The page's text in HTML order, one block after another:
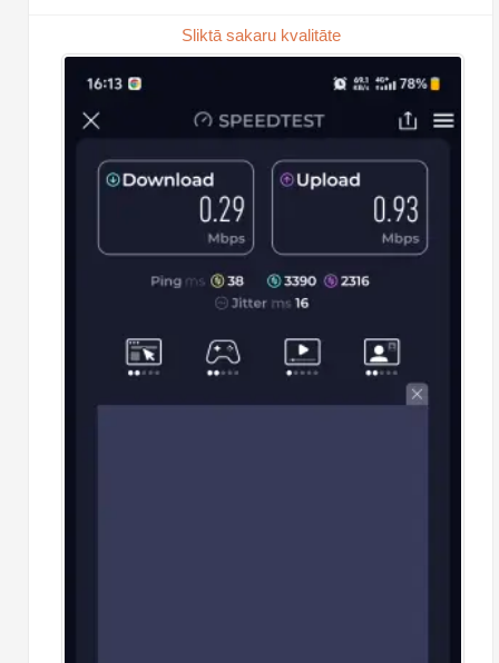
Sliktā sakaru kvalitāte